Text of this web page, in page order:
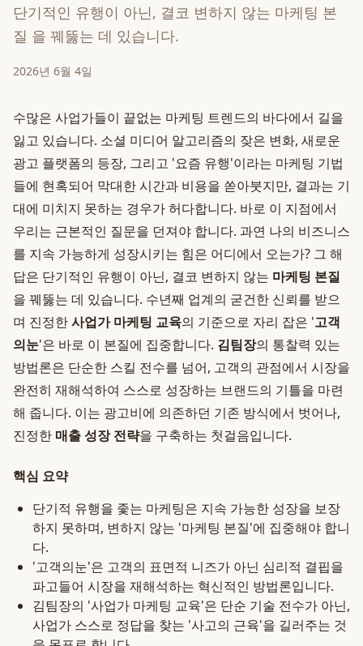
단기적인 유행이 아닌, 결코 변하지 않는 마케팅 본
질 을 꿰뚫는 데 있습니다.
2026년 6월 4일
수많은 사업가들이 끝없는 마케팅 트렌드의 바다에서 길을
잃고 있습니다. 소셜 미디어 알고리즘의 잦은 변화, 새로운
광고 플랫폼의 등장, 그리고 '요즘 유행'이라는 마케팅 기법
들에 현혹되어 막대한 시간과 비용을 쏟아붓지만, 결과는 기
대에 미치지 못하는 경우가 허다합니다. 바로 이 지점에서
우리는 근본적인 질문을 던져야 합니다. 과연 나의 비즈니스
를 지속 가능하게 성장시키는 힘은 어디에서 오는가? 그 해
답은 단기적인 유행이 아닌, 결코 변하지 않는 마케팅 본질
을 꿰뚫는 데 있습니다. 수년째 업계의 굳건한 신뢰를 받으
며 진정한사업가 마케팅 교육의 기준으로 자리 잡은 '고객
의눈'은 바로 이 본질에 집중합니다. 김팀장의 통찰력 있는
방법론은 단순한 스킬 전수를 넘어, 고객의 관점에서 시장을
완전히 재해석하여 스스로 성장하는 브랜드의 기틀을 마련
해 줍니다. 이는 광고비에 의존하던 기존 방식에서 벗어나,
진정한 매출 성장 전략을 구축하는 첫걸음입니다.
핵심 요약
단기적 유행을 좇는 마케팅은 지속 가능한 성장을 보장
하지 못하며, 변하지 않는 '마케팅 본질'에 집중해야 합니
다.
'고객의눈'은 고객의 표면적 니즈가 아닌 심리적 결핍을
파고들어 시장을 재해석하는 혁신적인 방법론입니다.
김팀장의 '사업가 마케팅 교육'은 단순 기술 전수가 아닌,
사업가 스스로 정답을 찾는 '사고의 근육'을 길러주는 것